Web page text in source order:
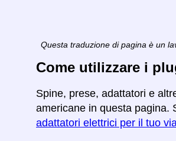
Questa traduzione di pagina è un
Come utilizzare i
Spine, prese, adattatori e
americane in questa pagina.
adattatori elettrici per il tuo